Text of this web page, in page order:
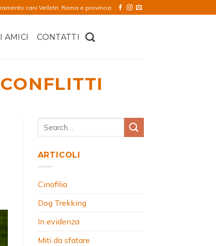
cani Velletri, Roma e provincia
AMICI CONTATTI
ARTICOLI
Cinofilia
Dog Trekking
In evidenza
Miti da sfatare